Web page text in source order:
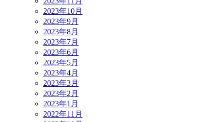
2023年10月
2023年9月
2023年8月
2023年7月
2023年6月
2023年5月
2023年4月
2023年3月
2023年2月
2023年1月
2022年11月